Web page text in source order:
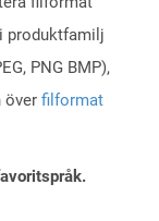
produktfamilj
PNG BMP),
över filformat